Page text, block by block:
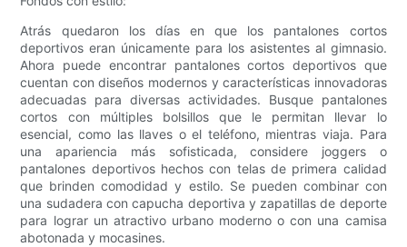
Atrás quedaron los días en que los pantalones cortos
deportivos eran únicamente para los asistentes al gimnasio.
Ahora puede encontrar pantalones cortos deportivos que
cuentan con diseños modernos y características innovadoras
adecuadas para diversas actividades. Busque pantalones
cortos con múltiples bolsillos que le permitan llevar lo
esencial, como las llaves o el teléfono, mientras viaja. Para
una apariencia más sofisticada, considere joggers o
pantalones deportivos hechos con telas de primera calidad
que brinden comodidad y estilo. Se pueden combinar con
una sudadera con capucha deportiva y zapatillas de deporte
para lograr un atractivo urbano moderno o con una camisa
abotonada y mocasines.